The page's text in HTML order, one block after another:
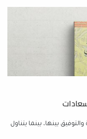
بينها، بينما يتناول